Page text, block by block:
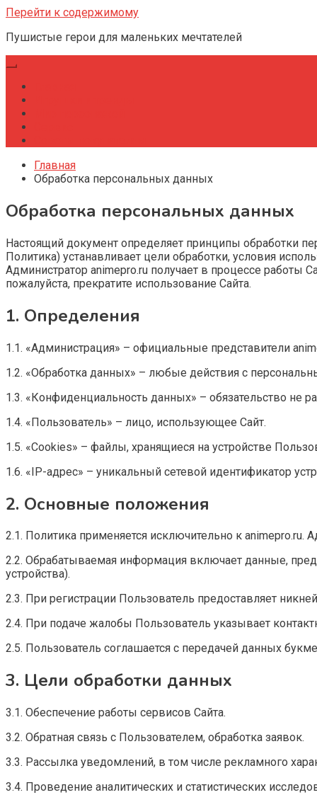
Перейти к содержимому
Пушистые герои для маленьких мечтателей
Главная
Обработка персональных данных
Обработка персональных данных
Настоящий документ определяет принципы обработки
Политика) устанавливает цели обработки, условия
Администратор animepro.ru получает в процессе работы
пожалуйста, прекратите использование Сайта.
1. Определения
1.1. «Администрация» – официальные представители
1.2. «Обработка данных» – любые действия с
1.3. «Конфиденциальность данных» – обязательство
1.4. «Пользователь» – лицо, использующее Сайт.
1.5. «Cookies» – файлы, хранящиеся на устройстве
1.6. «IP-адрес» – уникальный сетевой идентификатор
2. Основные положения
2.1. Политика применяется исключительно к animepro.ru.
2.2. Обрабатываемая информация включает данные,
устройства).
2.3. При регистрации Пользователь предоставляет
2.4. При подаче жалобы Пользователь указывает
2.5. Пользователь соглашается с передачей данных
3. Цели обработки данных
3.1. Обеспечение работы сервисов Сайта.
3.2. Обратная связь с Пользователем, обработка заявок.
3.3. Рассылка уведомлений, в том числе рекламного
3.4. Проведение аналитических и статистических